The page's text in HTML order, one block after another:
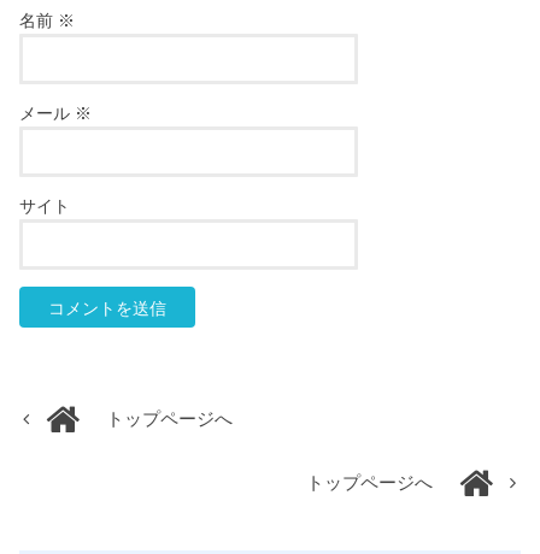
名前 ※
メール ※
サイト
トップページへ
トップページへ